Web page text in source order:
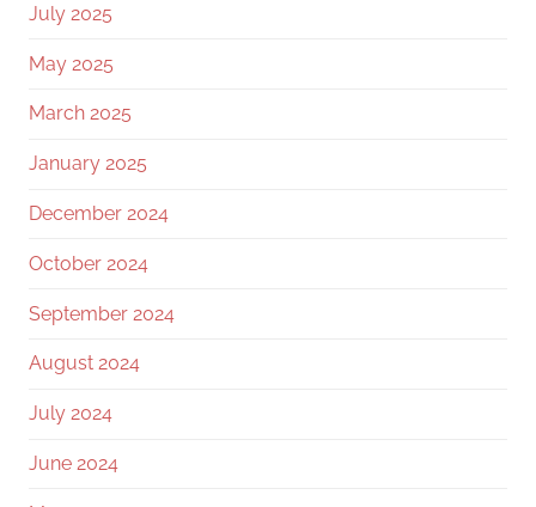
July 2025
May 2025
March 2025
January 2025
December 2024
October 2024
September 2024
August 2024
July 2024
June 2024